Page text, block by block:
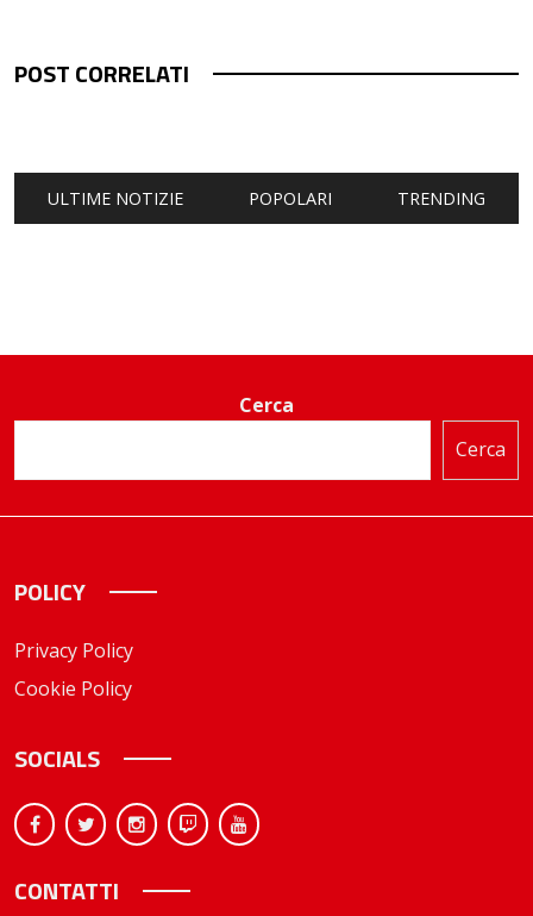
POST CORRELATI
ULTIME NOTIZIE POPOLARI TRENDING
Cerca
Cerca
POLICY
Privacy Policy
Cookie Policy
SOCIALS
CONTATTI